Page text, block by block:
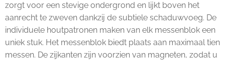
zorgt voor een stevige ondergrond en lijkt boven het
aanrecht te zweven dankzij de subtiele schaduwvoeg. De
individuele houtpatronen maken van elk messenblok een
uniek stuk. Het messenblok biedt plaats aan maximaal tien
messen. De zijkanten zijn voorzien van magneten, zodat u